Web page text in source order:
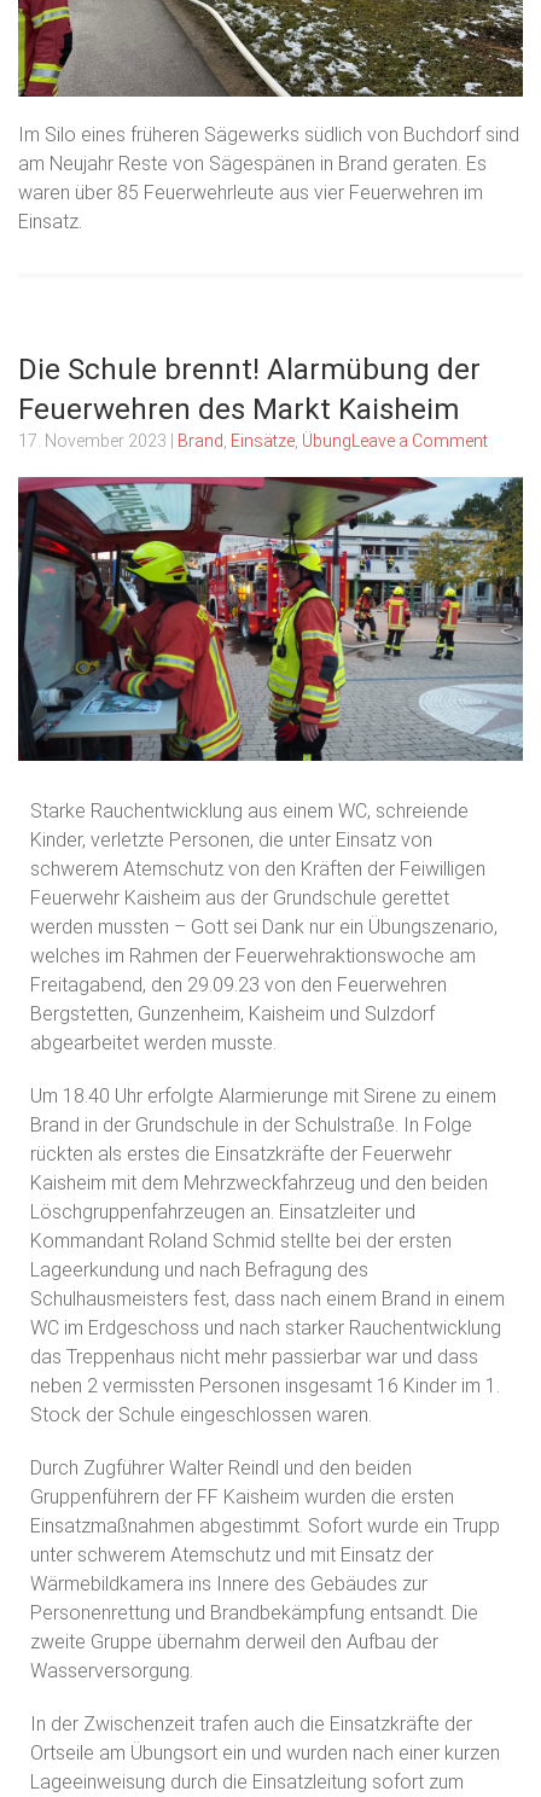
Im Silo eines früheren Sägewerks südlich von Buchdorf sind
am Neujahr Reste von Sägespänen in Brand geraten. Es
waren über 85 Feuerwehrleute aus vier Feuerwehren im
Einsatz.
Die Schule brennt! Alarmübung der
Feuerwehren des Markt Kaisheim
17. November 2023 | Brand Einsätze ÜbungLeave a Comment
Starke Rauchentwicklung aus einem WC, schreiende
Kinder, verletzte Personen, die unter Einsatz von
schwerem Atemschutz von den Kräften der Feiwilligen
Feuerwehr Kaisheim aus der Grundschule gerettet
werden mussten – Gott sei Dank nur ein Übungszenario,
welches im Rahmen der Feuerwehraktionswoche am
Freitagabend, den 29.09.23 von den Feuerwehren
Bergstetten, Gunzenheim, Kaisheim und Sulzdorf
abgearbeitet werden musste.
Um 18.40 Uhr erfolgte Alarmierunge mit Sirene zu einem
Brand in der Grundschule in der Schulstraße. In Folge
rückten als erstes die Einsatzkräfte der Feuerwehr
Kaisheim mit dem Mehrzweckfahrzeug und den beiden
Löschgruppenfahrzeugen an. Einsatzleiter und
Kommandant Roland Schmid stellte bei der ersten
Lageerkundung und nach Befragung des
Schulhausmeisters fest, dass nach einem Brand in einem
WC im Erdgeschoss und nach starker Rauchentwicklung
das Treppenhaus nicht mehr passierbar war und dass
neben 2 vermissten Personen insgesamt 16 Kinder im 1.
Stock der Schule eingeschlossen waren.
Durch Zugführer Walter Reindl und den beiden
Gruppenführern der FF Kaisheim wurden die ersten
Einsatzmaßnahmen abgestimmt. Sofort wurde ein Trupp
unter schwerem Atemschutz und mit Einsatz der
Wärmebildkamera ins Innere des Gebäudes zur
Personenrettung und Brandbekämpfung entsandt. Die
zweite Gruppe übernahm derweil den Aufbau der
Wasserversorgung.
In der Zwischenzeit trafen auch die Einsatzkräfte der
Ortseile am Übungsort ein und wurden nach einer kurzen
Lageeinweisung durch die Einsatzleitung sofort zum